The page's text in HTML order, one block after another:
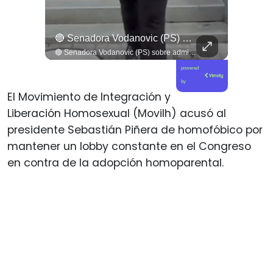
🔴 Senadora Vodanovic (PS) Sobre Admisibilidad Del TC A Requerimientos Por Megarreforma
🔴 Senadora Vodanovic (PS) sobre admisibilidad del TC a requerimientos por megarreforma
powered
by
El Movimiento de Integración y
Liberación Homosexual (Movilh) acusó al
presidente Sebastián Piñera de homofóbico por
mantener un lobby constante en el Congreso
en contra de la adopción homoparental.